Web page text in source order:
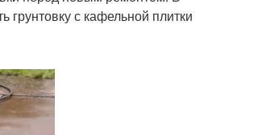
с кафельной плитки